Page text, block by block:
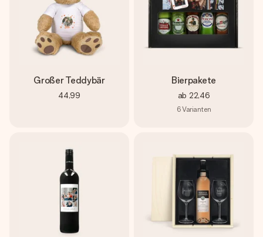
Großer Teddybär
44,99
Bierpakete
ab 22,46
6Varianten